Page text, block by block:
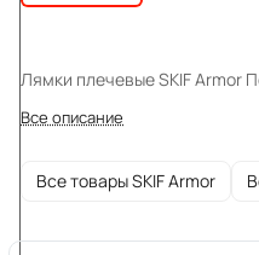
Лямки плечевые SKIF Armor
Все описание
Все товары SKIF Armor